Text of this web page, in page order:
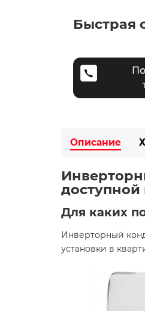
Быстрая
Описание
доступной
Для каких
Инверторный
установки в